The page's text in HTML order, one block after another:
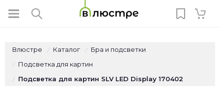
Влюстре / Каталог / Бра и подсветки
/ Подсветка для картин
/ Подсветка для картин SLV LED Display 170402